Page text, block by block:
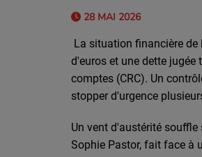
28 MAI 2026
La situation financière
d'euros et une dette
comptes (CRC). Un
stopper d'urgence
Un vent d'austérité
Sophie Pastor, fait face à